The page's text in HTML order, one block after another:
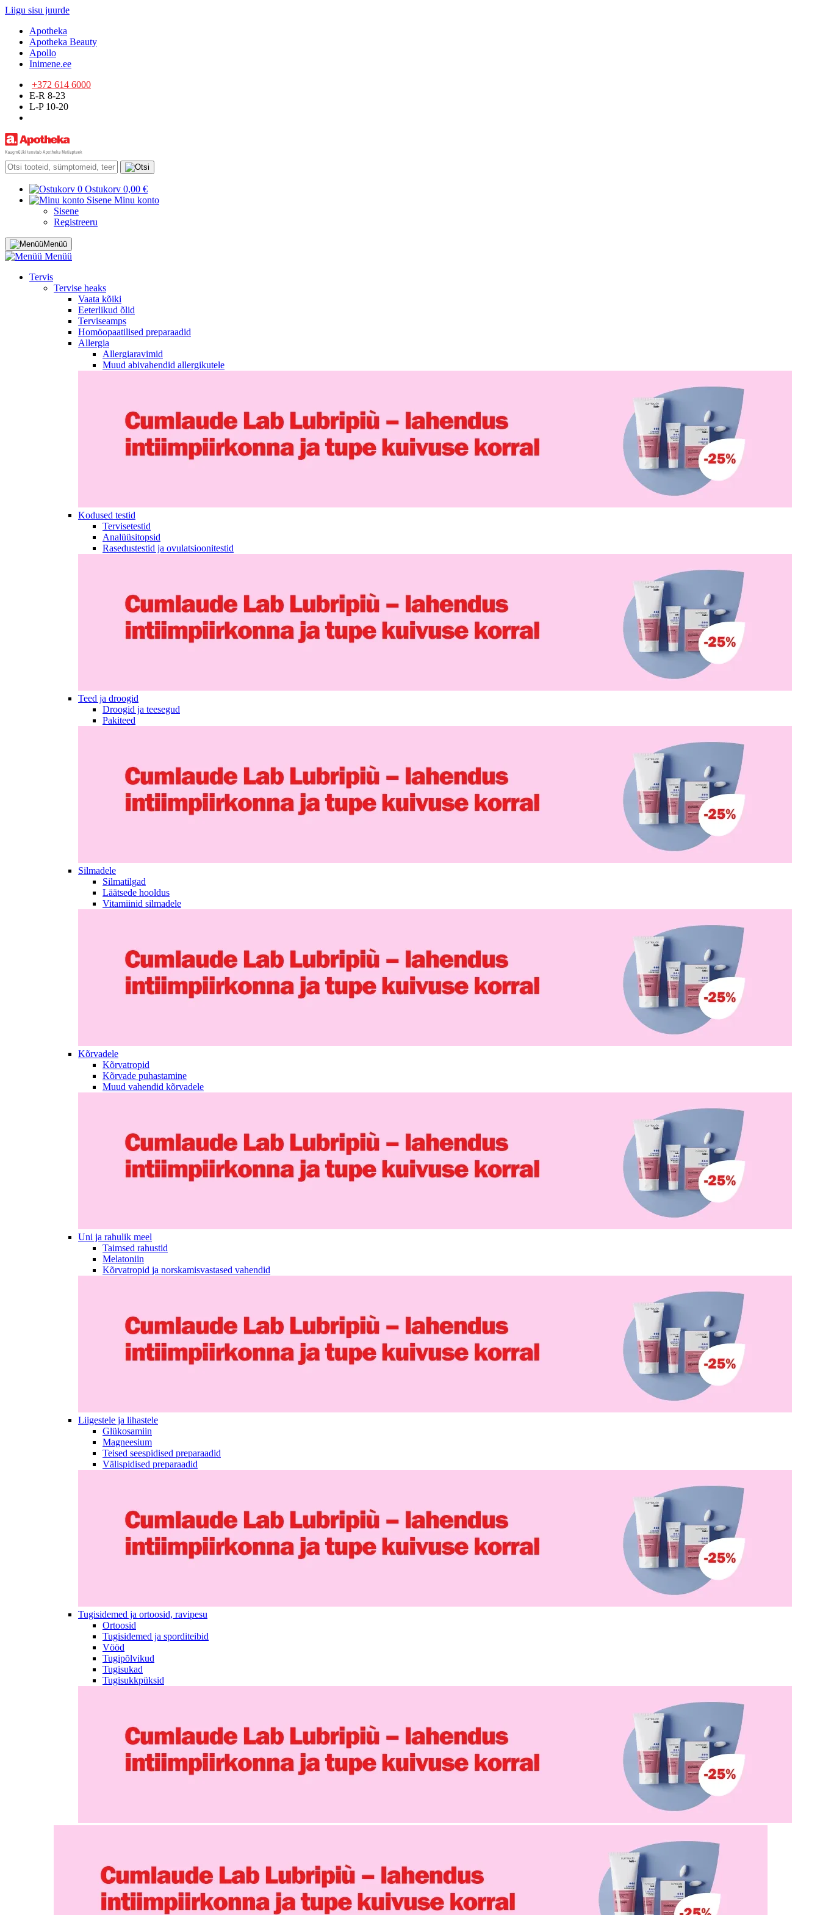
Liigu sisu juurde
Apotheka
Apotheka Beauty
Apollo
Inimene.ee
+372 614 6000
E-R 8-23
L-P 10-20
0 Ostukorv 0,00 €
Sisene Minu konto
Sisene
Registreeru
Menüü
Menüü
Tervis
Tervise heaks
Vaata kõiki
Eeterlikud õlid
Terviseamps
Homöopaatilised preparaadid
Allergia
Allergiaravimid
Muud abivahendid allergikutele
Kodused testid
Tervisetestid
Analüüsitopsid
Rasedustestid ja ovulatsioonitestid
Teed ja droogid
Droogid ja teesegud
Pakiteed
Silmadele
Silmatilgad
Läätsede hooldus
Vitamiinid silmadele
Kõrvadele
Kõrvatropid
Kõrvade puhastamine
Muud vahendid kõrvadele
Uni ja rahulik meel
Taimsed rahustid
Melatoniin
Kõrvatropid ja norskamisvastased vahendid
Liigestele ja lihastele
Glükosamiin
Magneesium
Teised seespidised preparaadid
Välispidised preparaadid
Tugisidemed ja ortoosid, ravipesu
Ortoosid
Tugisidemed ja sporditeibid
Vööd
Tugipõlvikud
Tugisukad
Tugisukkpüksid